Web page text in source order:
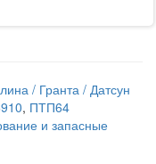
/ Гранта / Датсун
, ПТП64
и запасные